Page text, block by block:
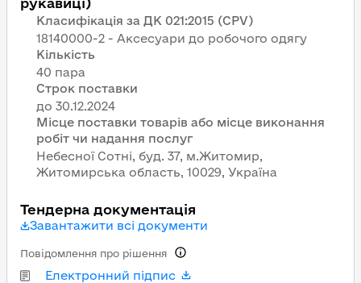
Класифікація за ДК 021:2015 (CPV)
18140000-2 - Аксесуари до робочого одягу
Кількість
40 пара
Строк поставки
Місце поставки товарів або місце виконання
робіт чи надання послуг
Небесної Сотні, буд. 37, м.Житомир,
Житомирська область, 10029, Україна
Тендерна документація
Завантажити всі документи
Електронний підпис
Повідомлення про рішення